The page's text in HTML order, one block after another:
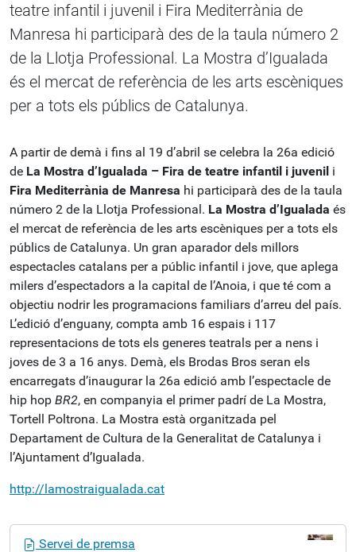
teatre infantil i juvenil i Fira Mediterrània de
Manresa hi participarà des de la taula número 2
de la Llotja Professional. La Mostra d’Igualada
és el mercat de referència de les arts escèniques
per a tots els públics de Catalunya.
A partir de demà i fins al 19 d’abril se celebra la 26a edició
de La Mostra d’Igualada – Fira de teatre infantil i juvenil i
Fira Mediterrània de Manresa hi participarà des de la taula
número 2 de la Llotja Professional. La Mostra d’Igualada és
el mercat de referència de les arts escèniques per a tots els
públics de Catalunya. Un gran aparador dels millors
espectacles catalans per a públic infantil i jove, que aplega
milers d’espectadors a la capital de l’Anoia, i que té com a
objectiu nodrir les programacions familiars d’arreu del país.
L’edició d’enguany, compta amb 16 espais i 117
representacions de tots els generes teatrals per a nens i
joves de 3 a 16 anys. Demà, els Brodas Bros seran els
encarregats d’inaugurar la 26a edició amb l’espectacle de
hip hop BR2, en companyia el primer padrí de La Mostra,
Tortell Poltrona. La Mostra està organitzada pel
Departament de Cultura de la Generalitat de Catalunya i
l’Ajuntament d’Igualada.
http://lamostraigualada.cat
Servei de premsa